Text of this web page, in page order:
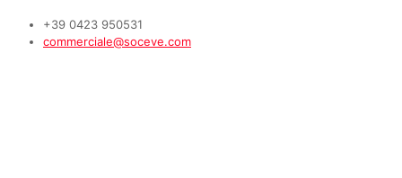
+39 0423 950531
commerciale@soceve.com